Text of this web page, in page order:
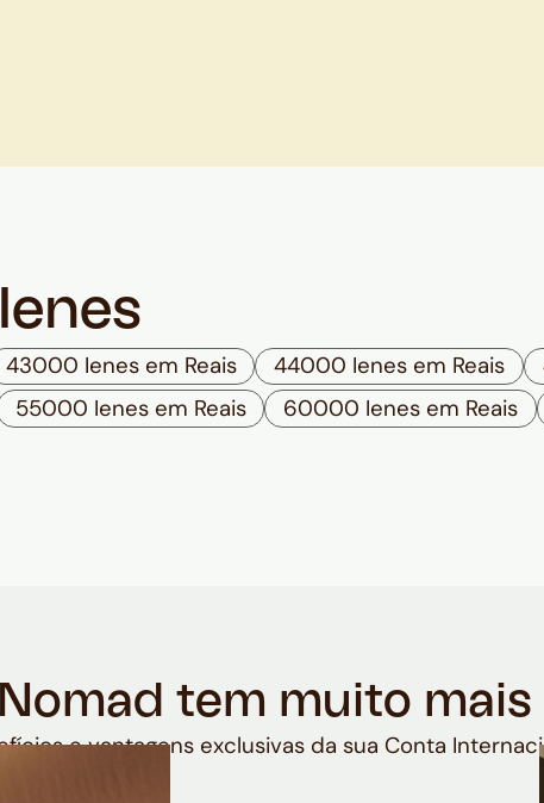
Ienes
43000 Ienes em Reais 44000 Ienes em Reais
55000 Ienes em Reais 60000 Ienes em Reais
tem muito mais
e vantagens exclusivas da sua Conta